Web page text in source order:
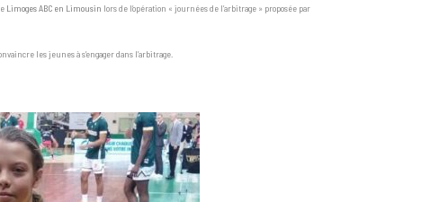
Limoges ABC en Limousin lors de l’opération « journées de l’arbitrage » proposée par
les jeunes à s’engager dans l’arbitrage.